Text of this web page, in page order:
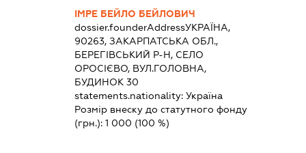
ІМРЕ БЕЙЛО БЕЙЛОВИЧ
dossier.founderAddressУКРАЇНА,
90263, ЗАКАРПАТСЬКА ОБЛ.,
БЕРЕГІВСЬКИЙ Р-Н, СЕЛО
ОРОСІЄВО, ВУЛ.ГОЛОВНА,
БУДИНОК 30
statements.nationality:Україна
Розмір внеску до статутного фонду
(грн.):1 000 (100 %)